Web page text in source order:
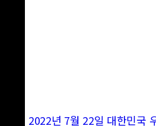
2022년 7월 22일 대한민국